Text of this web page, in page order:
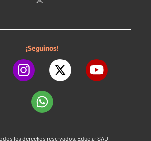
¡Seguinos!
los derechos reservados. Educ.ar SAU